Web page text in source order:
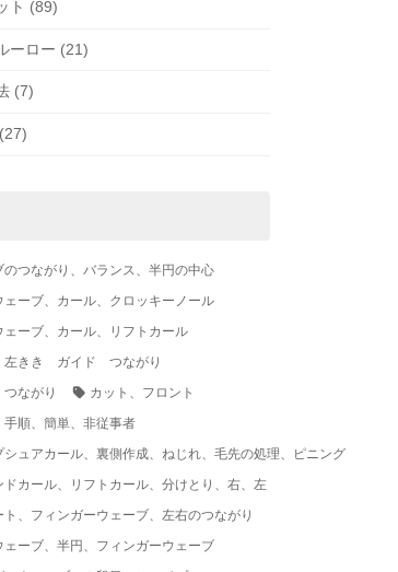
ト (89)
ーロー (21)
(7)
のつながり、バランス、半円の中心
ェーブ、カール、クロッキーノール
ェーブ、カール、リフトカール
きき ガイド つながり
つながり
カット、フロント
手順、簡単、非従事者
シュアカール、裏側作成、ねじれ、毛先の処理、ピニング
ドカール、リフトカール、分けとり、右、左
ト、フィンガーウェーブ、左右のつながり
ェーブ、半円、フィンガーウェーブ